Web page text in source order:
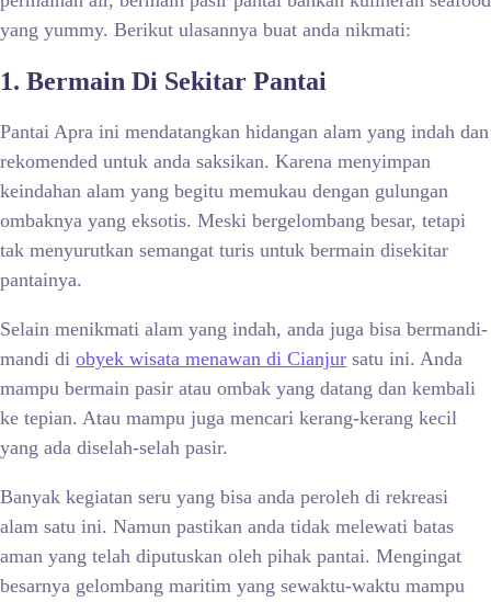
yang yummy. Berikut ulasannya buat anda nikmati:
1. Bermain Di Sekitar Pantai
Pantai Apra ini mendatangkan hidangan alam yang indah dan
rekomended untuk anda saksikan. Karena menyimpan
keindahan alam yang begitu memukau dengan gulungan
ombaknya yang eksotis. Meski bergelombang besar, tetapi
tak menyurutkan semangat turis untuk bermain disekitar
pantainya.
Selain menikmati alam yang indah, anda juga bisa bermandi-
mandi di obyek wisata menawan di Cianjur satu ini. Anda
mampu bermain pasir atau ombak yang datang dan kembali
ke tepian. Atau mampu juga mencari kerang-kerang kecil
yang ada diselah-selah pasir.
Banyak kegiatan seru yang bisa anda peroleh di rekreasi
alam satu ini. Namun pastikan anda tidak melewati batas
aman yang telah diputuskan oleh pihak pantai. Mengingat
besarnya gelombang maritim yang sewaktu-waktu mampu